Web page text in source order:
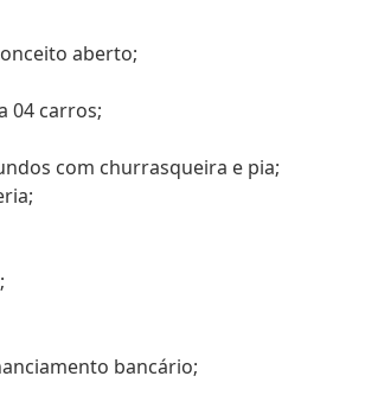
aberto;
04 carros;
com churrasqueira e pia;
bancário;